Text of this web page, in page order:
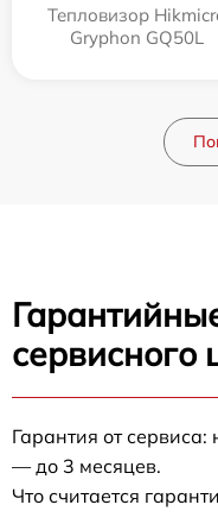
Тепловизор
Gryphon GQ50L
сервисного
Гарантия от
— до 3 месяцев.
Что считается